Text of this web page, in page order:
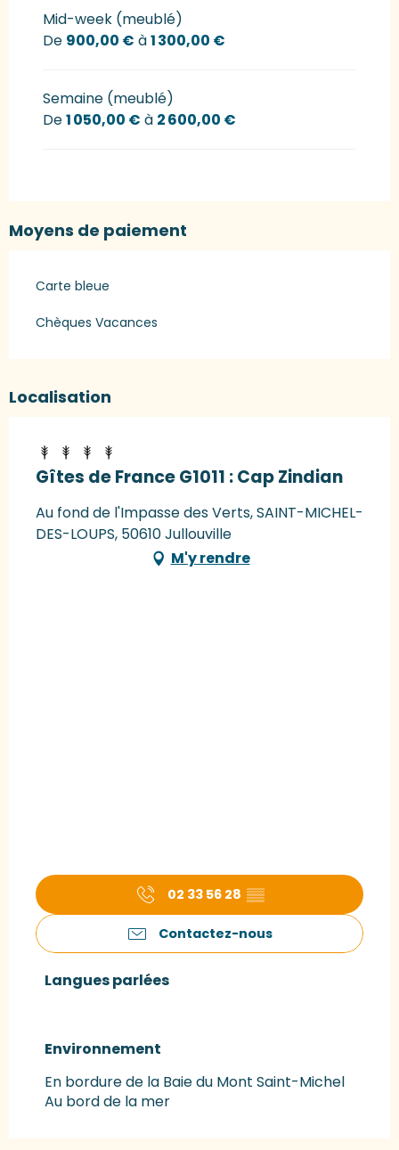
Mid-week (meublé)
De 900,00 € à1 300,00 €
Semaine (meublé)
De1 050,00 € à 2 600,00 €
Moyens de paiement
Carte bleue
Chèques Vacances
Localisation
Gîtes de France G1011 : Cap Zindian
Au fond de l'Impasse des Verts, SAINT-MICHEL-
DES-LOUPS, 50610 Jullouville
M'y rendre
02 33 56 28 ▒▒
Contactez-nous
Langues parlées
Langues parlées
Environnement
Environnement
En bordure de la Baie du Mont Saint-Michel
Au bord de la mer